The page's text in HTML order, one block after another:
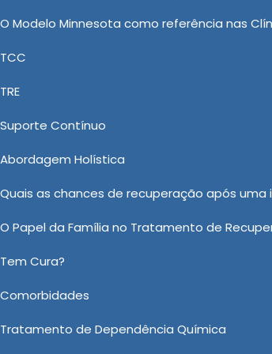
O Modelo Minnesota como referência nas
TCC
TRE
Suporte Contínuo
Abordagem Holística
Quais as chances de recuperação após uma
O Papel da Família no Tratamento de
Tem Cura?
Comorbidades
Tratamento de Dependência Química
Psiquiátrica Bradesco Saúde,
Clinica Vida Nova é uma empresa
Tratamentos para Usuários de Drogas em